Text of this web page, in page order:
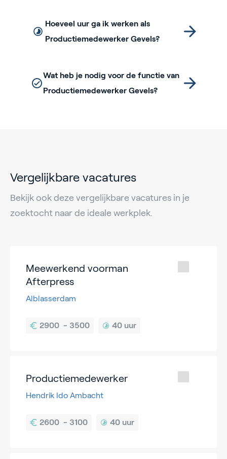
Hoeveel uur ga ik werken als
Productiemedewerker Gevels?
Wat heb je nodig voor de functie van
Productiemedewerker Gevels?
Vergelijkbare vacatures
Bekijk ook deze vergelijkbare vacatures in je
zoektocht naar de ideale werkplek.
Meewerkend voorman
Afterpress
Alblasserdam
40 uur
Productiemedewerker
Hendrik Ido Ambacht
40 uur